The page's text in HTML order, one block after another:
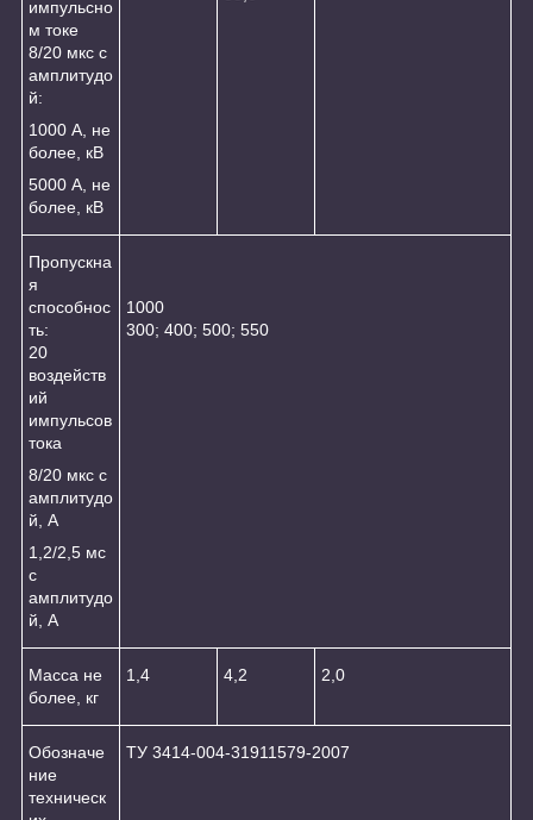
импульсно
м токе
8/20 мкс с
амплитудо
й:
1000 А, не
более, кВ
5000 А, не
более, кВ
Пропускна
я
способнос
ть:
20
воздейств
ий
импульсов
тока
8/20 мкс с
амплитудо
й, А
1,2/2,5 мс
с
амплитудо
й, А
1000
300; 400; 500; 550
Масса не
более, кг
1,4 4,2 2,0
Обозначе
ние
техническ
ТУ 3414-004-31911579-2007